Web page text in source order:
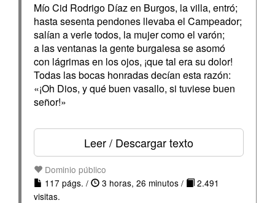
Mío Cid Rodrigo Díaz en Burgos, la villa, entró;
hasta sesenta pendones llevaba el Campeador;
salían a verle todos, la mujer como el varón;
a las ventanas la gente burgalesa se asomó
con lágrimas en los ojos, ¡que tal era su dolor!
Todas las bocas honradas decían esta razón:
«¡Oh Dios, y qué buen vasallo, si tuviese buen
señor!»
Leer / Descargar texto
Dominio público
117 págs. /
3 horas, 26 minutos /
2.491
visitas.